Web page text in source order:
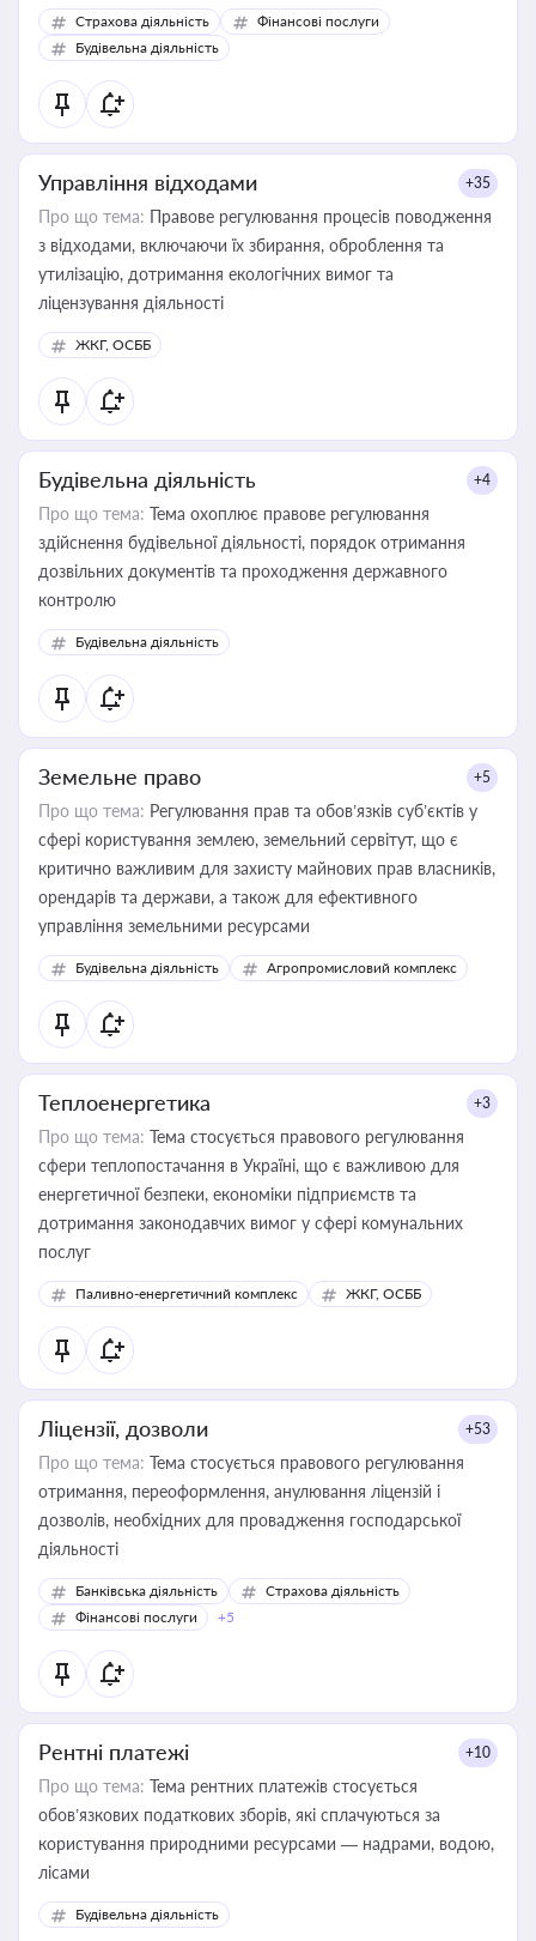
корисне для власника бізнесу, керівника, юриста або
бухгалтера під час оподаткування, приватизації, оренди
державного майна, корпоративних угод і перевірки
статусу суб'єктів оціночної діяльності
Страхова діяльність
Фінансові послуги
Будівельна діяльність
Управління відходами +35
Про що тема: Правове регулювання процесів поводження
з відходами, включаючи їх збирання, оброблення та
утилізацію, дотримання екологічних вимог та
ліцензування діяльності
ЖКГ, ОСББ
Будівельна діяльність +4
Про що тема: Тема охоплює правове регулювання
здійснення будівельної діяльності, порядок отримання
дозвільних документів та проходження державного
контролю
Будівельна діяльність
Земельне право +5
Про що тема: Регулювання прав та обов’язків суб’єктів у
сфері користування землею, земельний сервітут, що є
критично важливим для захисту майнових прав власників,
орендарів та держави, а також для ефективного
управління земельними ресурсами
Будівельна діяльність Агропромисловий комплекс
Теплоенергетика +3
Про що тема: Тема стосується правового регулювання
сфери теплопостачання в Україні, що є важливою для
енергетичної безпеки, економіки підприємств та
дотримання законодавчих вимог у сфері комунальних
послуг
Паливно-енергетичний комплекс ЖКГ, ОСББ
Ліцензії, дозволи +53
Про що тема: Тема стосується правового регулювання
отримання, переоформлення, анулювання ліцензій і
дозволів, необхідних для провадження господарської
діяльності
Банківська діяльність
Страхова діяльність
Фінансові послуги
+5
Рентні платежі +10
Про що тема: Тема рентних платежів стосується
обов’язкових податкових зборів, які сплачуються за
користування природними ресурсами — надрами, водою,
лісами
Будівельна діяльність